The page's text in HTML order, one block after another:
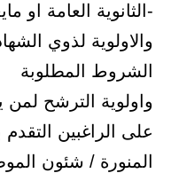
-الثانوية العامة او مايعادلها+
والاولوية لذوي
الشروط المطلوبة
واولوية الترشح
على الراغبين
المنورة / شئون